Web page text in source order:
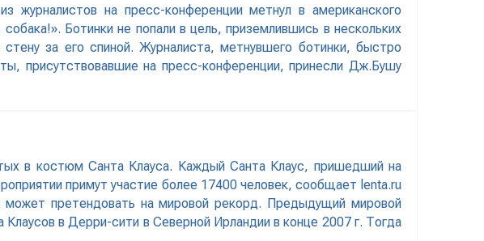
на пресс-конференции метнул в американского
Ботинки не попали в цель, приземлившись в нескольких
за его спиной. Журналиста, метнувшего ботинки, быстро
присутствовавшие на пресс-конференции, принесли Дж.Бушу
в костюм Санта Клауса. Каждый Санта Клаус, пришедший на
примут участие более 17400 человек, сообщает lenta.ru
претендовать на мировой рекорд. Предыдущий мировой
в Дерри-сити в Северной Ирландии в конце 2007 г. Тогда